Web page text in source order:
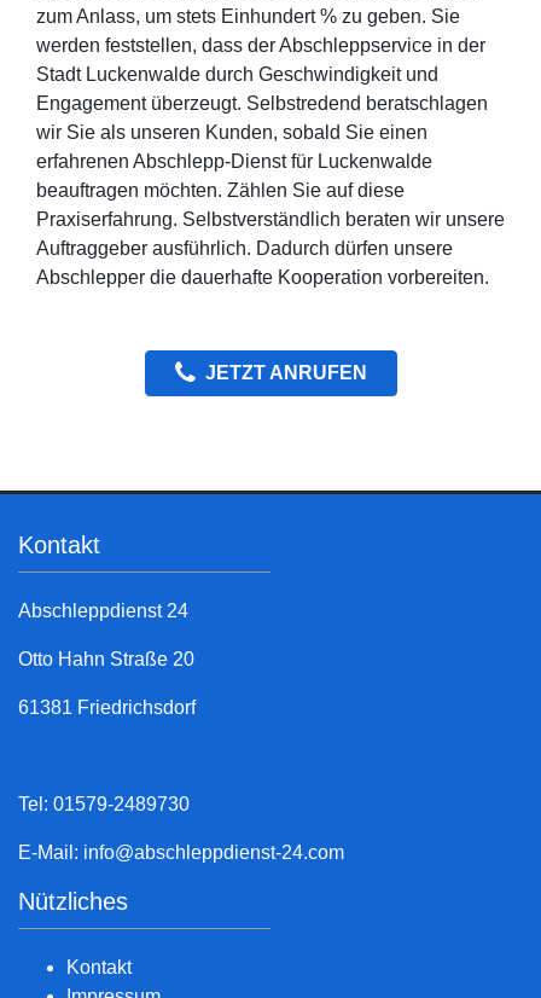
zum Anlass, um stets Einhundert % zu geben. Sie
werden feststellen, dass der Abschleppservice in der
Stadt Luckenwalde durch Geschwindigkeit und
Engagement überzeugt. Selbstredend beratschlagen
wir Sie als unseren Kunden, sobald Sie einen
erfahrenen Abschlepp-Dienst für Luckenwalde
beauftragen möchten. Zählen Sie auf diese
Praxiserfahrung. Selbstverständlich beraten wir unsere
Auftraggeber ausführlich. Dadurch dürfen unsere
Abschlepper die dauerhafte Kooperation vorbereiten.
JETZT ANRUFEN
Kontakt
Abschleppdienst 24
Otto Hahn Straße 20
61381 Friedrichsdorf
Tel: 01579-2489730
E-Mail: info@abschleppdienst-24.com
Nützliches
Kontakt